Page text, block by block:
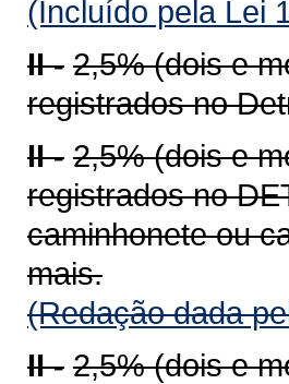
(Incluído pela Lei
II - 2,5% (dois e
registrados no
II - 2,5% (dois e
registrados no
caminhonete ou
mais.
(Redação dada
II - 2,5% (dois e